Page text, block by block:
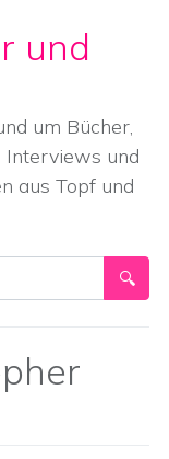
und
um Bücher,
Interviews und
aus Topf und